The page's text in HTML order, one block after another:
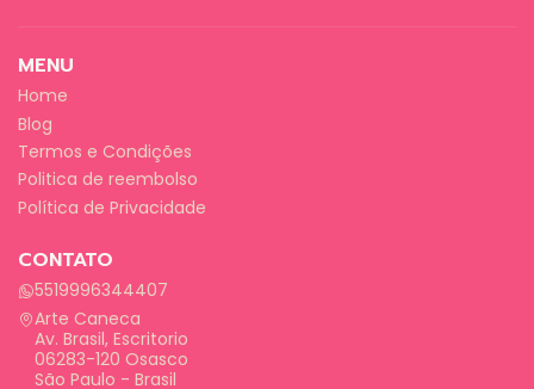
MENU
Home
Blog
Termos e Condições
Politica de reembolso
Política de Privacidade
CONTATO
5519996344407
Arte Caneca
Av. Brasil, Escritorio
06283-120 Osasco
São Paulo - Brasil